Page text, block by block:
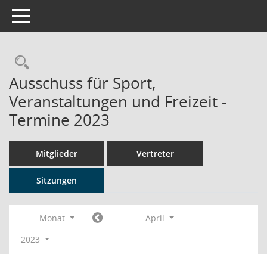
Toggle navigation
Rechercheauswahl
Ausschuss für Sport,
Veranstaltungen und Freizeit -
Termine 2023
Mitglieder Vertreter
Sitzungen
Monat
April
2023